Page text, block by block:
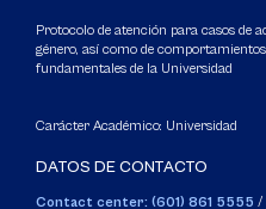
Protocolo de atención para casos de
género, así como de
fundamentales de la Universidad
Carácter Académico: Universidad
DATOS DE CONTACTO
Contact center: (601) 861 5555 /